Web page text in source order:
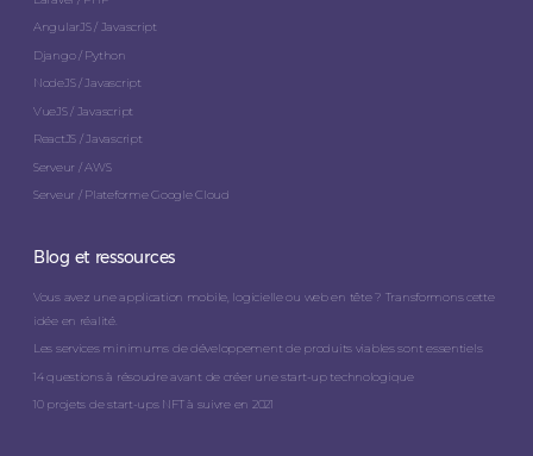
AngularJS / Javascript
Django / Python
NodeJS / Javascript
VueJS / Javascript
ReactJS / Javascript
Serveur / AWS
Serveur / Plateforme Google Cloud
Blog et ressources
Vous avez une application mobile, logicielle ou web en tête ? Transformons cette
idée en réalité.
Les services minimums de développement de produits viables sont essentiels
14 questions à résoudre avant de créer une start-up technologique
10 projets de start-ups NFT à suivre en 2021